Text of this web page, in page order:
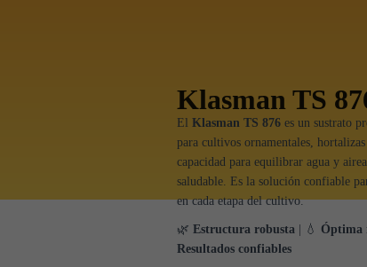
Klasman TS
El Klasman TS 876 es un sustrato
para cultivos ornamentales,
capacidad para equilibrar agua y
saludable. Es la solución confiable
en cada etapa del cultivo.
🌿 Estructura robusta | 💧 Óptima
Resultados confiables